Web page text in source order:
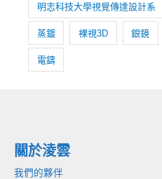
明志科技大學視覺傳達設計系
蒸鍍 裸視3D 銀鏡
電鑄
關於淩雲
我們的夥伴